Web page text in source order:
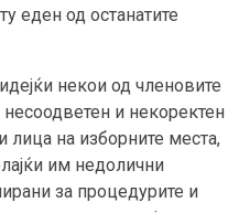
еден од останатите
некои од членовите
и некоректен
лица на изборните места,
им недолични
за процедурите и